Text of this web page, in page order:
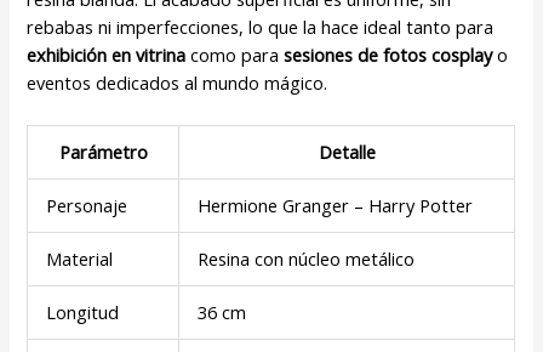
rebabas ni imperfecciones, lo que la hace ideal tanto para
exhibición en vitrina como parasesiones de fotos cosplayo
eventos dedicados al mundo mágico.
Parámetro Detalle
Personaje Hermione Granger – Harry Potter
Material Resina con núcleo metálico
Longitud 36 cm